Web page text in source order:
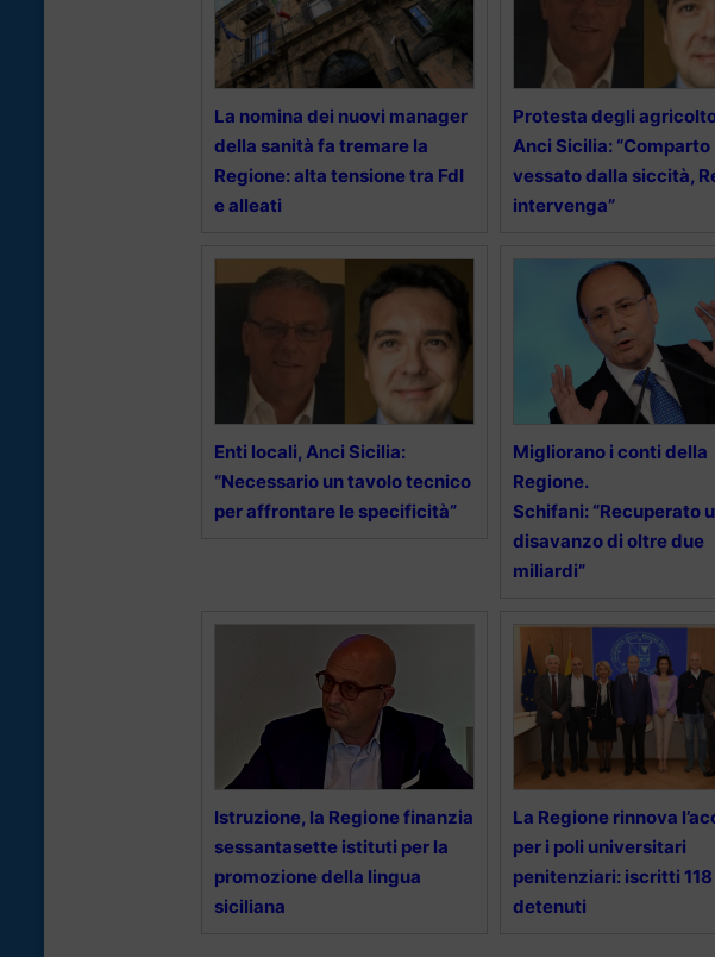
La nomina dei nuovi manager
della sanità fa tremare la
Regione: alta tensione tra FdI
e alleati
Protesta degli
Anci Sicilia: “Comparto
vessato dalla siccità,
intervenga”
Enti locali, Anci Sicilia:
“Necessario un tavolo tecnico
per affrontare le specificità”
Migliorano i conti della
Regione.
Schifani: “Recuperato
disavanzo di oltre due
miliardi”
Istruzione, la Regione finanzia
sessantasette istituti per la
promozione della lingua
siciliana
La Regione rinnova
per i poli universitari
penitenziari: iscritti 118
detenuti